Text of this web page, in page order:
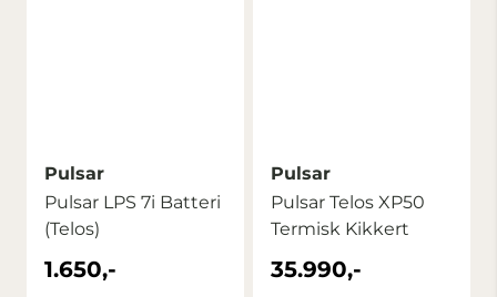
Pulsar
Pulsar LPS 7i Batteri
(Telos)
1.650,-
Pulsar
Pulsar Telos XP50
Termisk Kikkert
35.990,-